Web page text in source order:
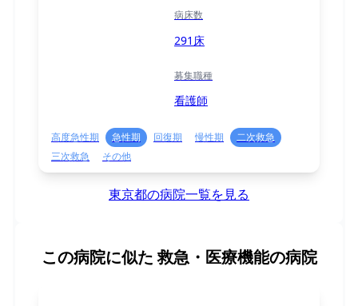
病床数
291床
募集職種
看護師
高度急性期 急性期 回復期 慢性期
二次救急
三次救急
その他
東京都の病院一覧を見る
この病院に似た 救急・医療機能の病院